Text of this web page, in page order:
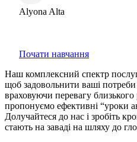
Alyona Alta
Почати навчання
Наш комплексний спектр
щоб задовольнити ваші
враховуючи перевагу
пропонуємо ефективні “уроки
Долучайтеся до нас і зробіть
стають на заваді на шляху до